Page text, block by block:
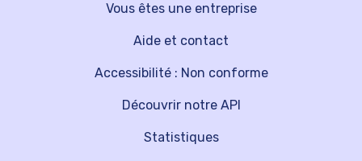
Vous êtes une entreprise
Découvrir notre API
Aide et contact
Statistiques
Accessibilité : Non conforme